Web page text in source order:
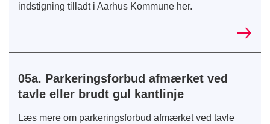
indstigning tilladt i Aarhus Kommune her.
05a. Parkeringsforbud afmærket ved
tavle eller brudt gul kantlinje
Læs mere om parkeringsforbud afmærket ved tavle